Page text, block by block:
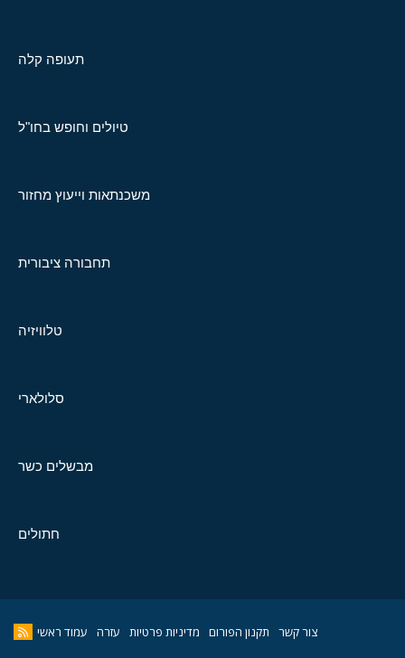
תעופה קלה
טיולים וחופש בחו"ל
משכנתאות וייעוץ מחזור
תחבורה ציבורית
טלוויזיה
סלולארי
מבשלים כשר
חתולים
צור קשר תקנון הפורום מדיניות פרטיות עזרה עמוד ראשי